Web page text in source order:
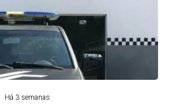
Há 3 semanas